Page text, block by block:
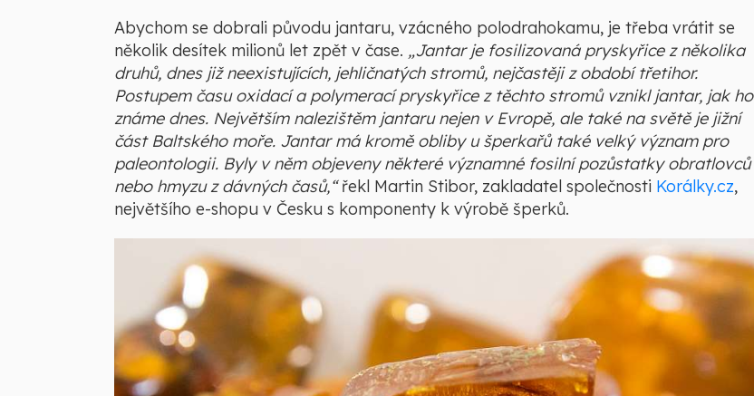
Abychom se dobrali původu jantaru, vzácného polodrahokamu, je třeba vrátit se
několik desítek milionů let zpět v čase. „Jantar je fosilizovaná pryskyřice z několika
druhů, dnes již neexistujících, jehličnatých stromů, nejčastěji z období třetihor.
Postupem času oxidací a polymerací pryskyřice z těchto stromů vznikl jantar, jak ho
známe dnes. Největším nalezištěm jantaru nejen v Evropě, ale také na světě je jižní
část Baltského moře. Jantar má kromě obliby u šperkařů také velký význam pro
paleontologii. Byly v něm objeveny některé významné fosilní pozůstatky obratlovců
nebo hmyzu z dávných časů,“řekl Martin Stibor, zakladatel společnosti Korálky.cz,
největšího e-shopu v Česku s komponenty k výrobě šperků.